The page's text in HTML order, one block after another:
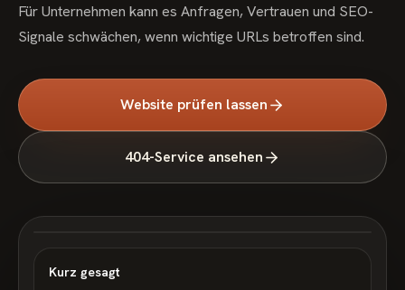
Für Unternehmen kann es Anfragen, Vertrauen und SEO-
Signale schwächen, wenn wichtige URLs betroffen sind.
Website prüfen lassen
404-Service ansehen
Kurz gesagt